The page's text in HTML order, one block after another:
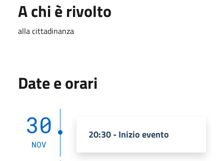
A chi è rivolto
alla cittadinanza
Date e orari
30
NOV
20:30 - Inizio evento